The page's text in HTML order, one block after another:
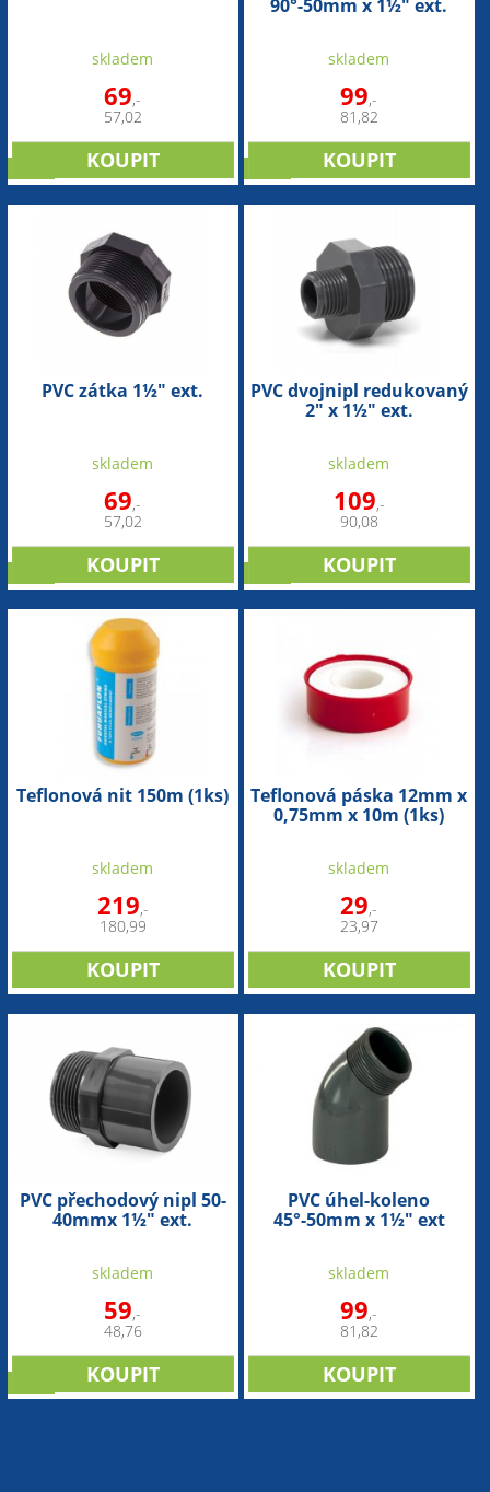
skladem
69,-
57,02
90°-50mm x 1½" ext.
skladem
99,-
81,82
PVC zátka 1½" ext.
skladem
69,-
57,02
PVC dvojnipl redukovaný
2" x 1½" ext.
skladem
109,-
90,08
Teflonová nit 150m (1ks)
skladem
219,-
180,99
Teflonová páska 12mm x
0,75mm x 10m (1ks)
skladem
29,-
23,97
PVC přechodový nipl 50-
40mmx 1½" ext.
skladem
59,-
48,76
PVC úhel-koleno
45°-50mm x 1½" ext
skladem
99,-
81,82